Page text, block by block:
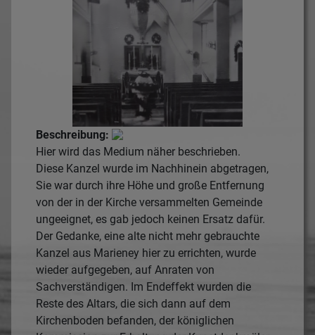
Beschreibung:
Hier wird das Medium näher beschrieben.
Diese Kanzel wurde im Nachhinein abgetragen,
Sie war durch ihre Höhe und große Entfernung
von der in der Kirche versammelten Gemeinde
ungeeignet, es gab jedoch keinen Ersatz dafür.
Der Gedanke, eine alte nicht mehr gebrauchte
Kanzel aus Marieney hier zu errichten, wurde
wieder aufgegeben, auf Anraten von
Sachverständigen. Im Endeffekt wurden die
Reste des Altars, die sich dann auf dem
Kirchenboden befanden, der königlichen